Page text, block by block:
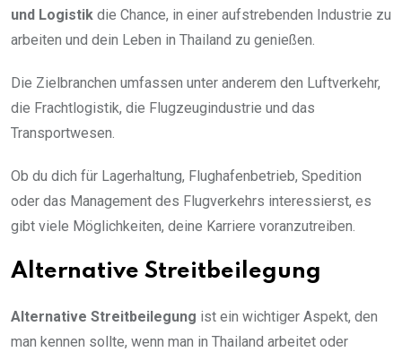
und Logistik die Chance, in einer aufstrebenden Industrie zu
arbeiten und dein Leben in Thailand zu genießen.
Die Zielbranchen umfassen unter anderem den Luftverkehr,
die Frachtlogistik, die Flugzeugindustrie und das
Transportwesen.
Ob du dich für Lagerhaltung, Flughafenbetrieb, Spedition
oder das Management des Flugverkehrs interessierst, es
gibt viele Möglichkeiten, deine Karriere voranzutreiben.
Alternative Streitbeilegung
Alternative Streitbeilegung ist ein wichtiger Aspekt, den
man kennen sollte, wenn man in Thailand arbeitet oder